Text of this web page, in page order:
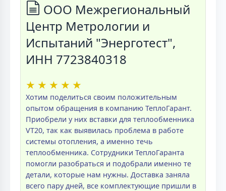
ООО Межрегиональный
Центр Метрологии и
Испытаний "Энерготест",
ИНН 7723840318
★ ★ ★ ★ ★
Хотим поделиться своим положительным
опытом обращения в компанию ТеплоГарант.
Приобрели у них вставки для теплообменника
VT20, так как выявилась проблема в работе
системы отопления, а именно течь
теплообменника. Сотрудники ТеплоГаранта
помогли разобраться и подобрали именно те
детали, которые нам нужны. Доставка заняла
всего пару дней, все комплектующие пришли в